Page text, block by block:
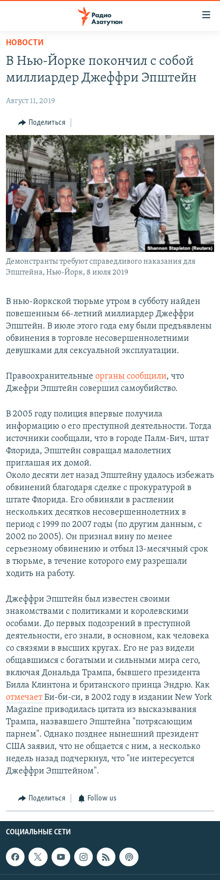
Перейти
основному
содержанию
навигации
Перейти
поиску
ПОЛИТИКА
ОБЩЕСТВО
ЭКОНОМИКА
РЕГИОН
НАГОРНЫЙ КАРАБАХ
КУЛЬТУРА
СПОРТ
АРХИВ
Հայերեն
English
Русский
Все сайты Радио Азатутюн
НОВОСТИ
В Нью-Йорке покончил с собой
миллиардер Джеффри Эпштейн
Август 11, 2019
Поделиться
Демонстранты требуют справедливого наказания для
Эпштейна, Нью-Йорк, 8 июля 2019
В нью-йоркской тюрьме утром в субботу найден
повешенным 66-летний миллиардер Джеффри
Эпштейн. В июле этого года ему были предъявлены
обвинения в торговле несовершеннолетними
девушками для сексуальной эксплуатации.
Правоохранительные органы сообщили, что
Джефри Эпштейн совершил самоубийство.
В 2005 году полиция впервые получила
информацию о его преступной деятельности. Тогда
источники сообщали, что в городе Палм-Бич, штат
Флорида, Эпштейн совращал малолетних
приглашая их домой.
Около десяти лет назад Эпштейну удалось избежать
обвинений благодаря сделке с прокуратурой в
штате Флорида. Его обвиняли в растлении
нескольких десятков несовершеннолетних в
период с 1999 по 2007 годы (по другим данным, с
2002 по 2005). Он признал вину по менее
серьезному обвинению и отбыл 13-месячный срок
в тюрьме, в течение которого ему разрешали
ходить на работу.
Джеффри Эпштейн был известен своими
знакомствами с политиками и королевскими
особами. До первых подозрений в преступной
деятельности, его знали, в основном, как человека
со связями в высших кругах. Его не раз видели
общавшимся с богатыми и сильными мира сего,
включая Дональда Трампа, бывшего президента
Билла Клинтона и британского принца Эндрю. Как
отмечаетБи-би-си, в 2002 году в издании New York
Magazine приводилась цитата из высказывания
Трампа, назвавшего Эпштейна "потрясающим
парнем". Однако позднее нынешний президент
США заявил, что не общается с ним, а несколько
недель назад подчеркнул, что "не интересуется
Джеффри Эпштейном".
Поделиться Follow us
СОЦИАЛЬНЫЕ СЕТИ